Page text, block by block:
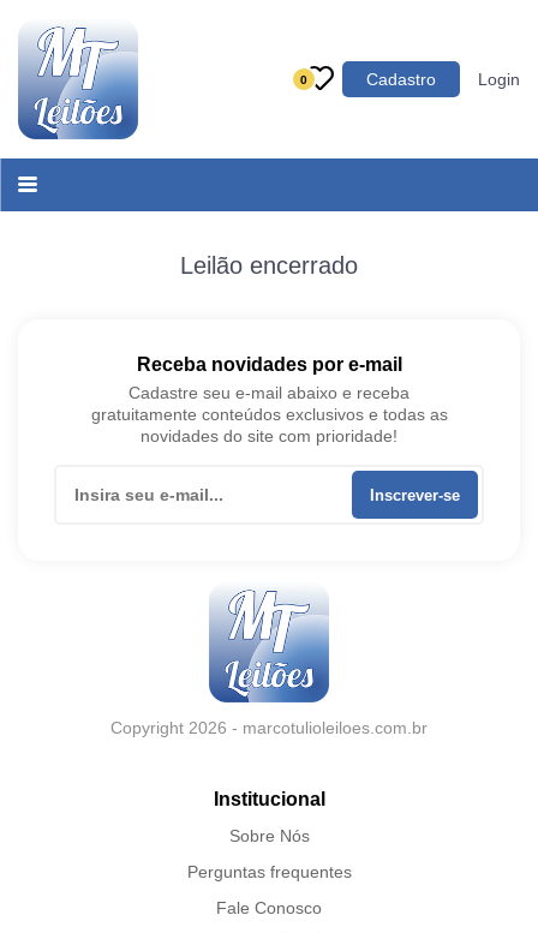
0 Cadastro Login
Categoria
Acessórios para Veículos
Máquinas
Leilão encerrado
Receba novidades por e-mail
Cadastre seu e-mail abaixo e receba
gratuitamente conteúdos exclusivos e todas as
novidades do site com prioridade!
Inscrever-se
Copyright 2026 - marcotulioleiloes.com.br
Institucional
Sobre Nós
Perguntas frequentes
Fale Conosco